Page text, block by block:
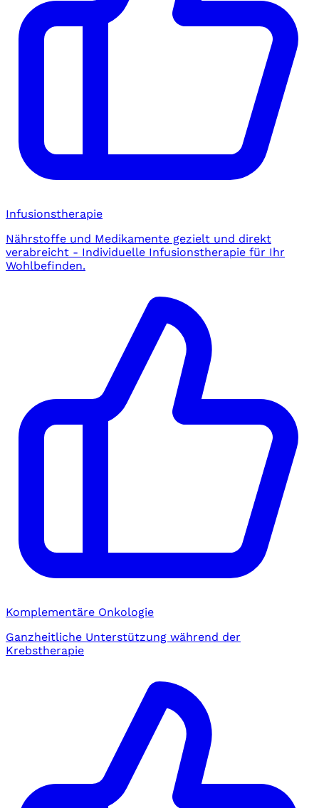
Infusionstherapie
Nährstoffe und Medikamente gezielt und direkt
verabreicht - Individuelle Infusionstherapie für Ihr
Wohlbefinden.
Komplementäre Onkologie
Ganzheitliche Unterstützung während der
Krebstherapie